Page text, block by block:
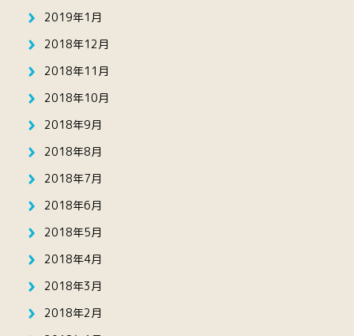
2019年1月
2018年12月
2018年11月
2018年10月
2018年9月
2018年8月
2018年7月
2018年6月
2018年5月
2018年4月
2018年3月
2018年2月